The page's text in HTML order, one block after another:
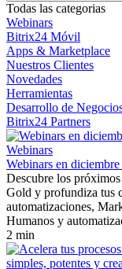
Todas las categorias
Webinars
Bitrix24 Móvil
Apps & Marketplace
Nuestros Clientes
Novedades
Herramientas
Desarrollo de
Bitrix24 Partners
Webinars
Webinars en
Descubre los
Gold y profundiza tus
automatizaciones,
Humanos y
2 min